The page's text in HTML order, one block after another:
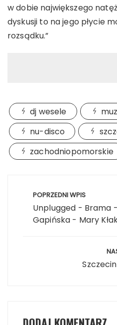
w dobie największego
dyskusji to na jego płycie
rozsądku.”
dj wesele
nu-disco
zachodniopomorskie
wpisuPOPRZEDNI WPIS
Unplugged - Brama
Gapińska - Mary